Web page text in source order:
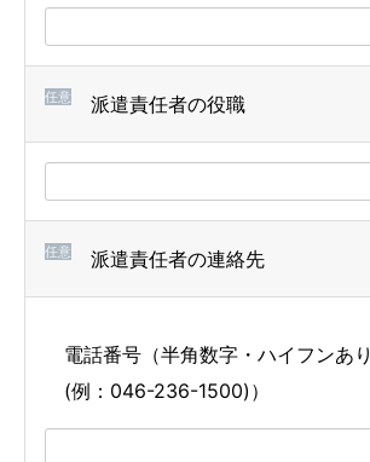
任意 派遣責任者の役職
任意 派遣責任者の連絡先
電話番号（半角数字・ハイフンあり
(例：046-236-1500)）